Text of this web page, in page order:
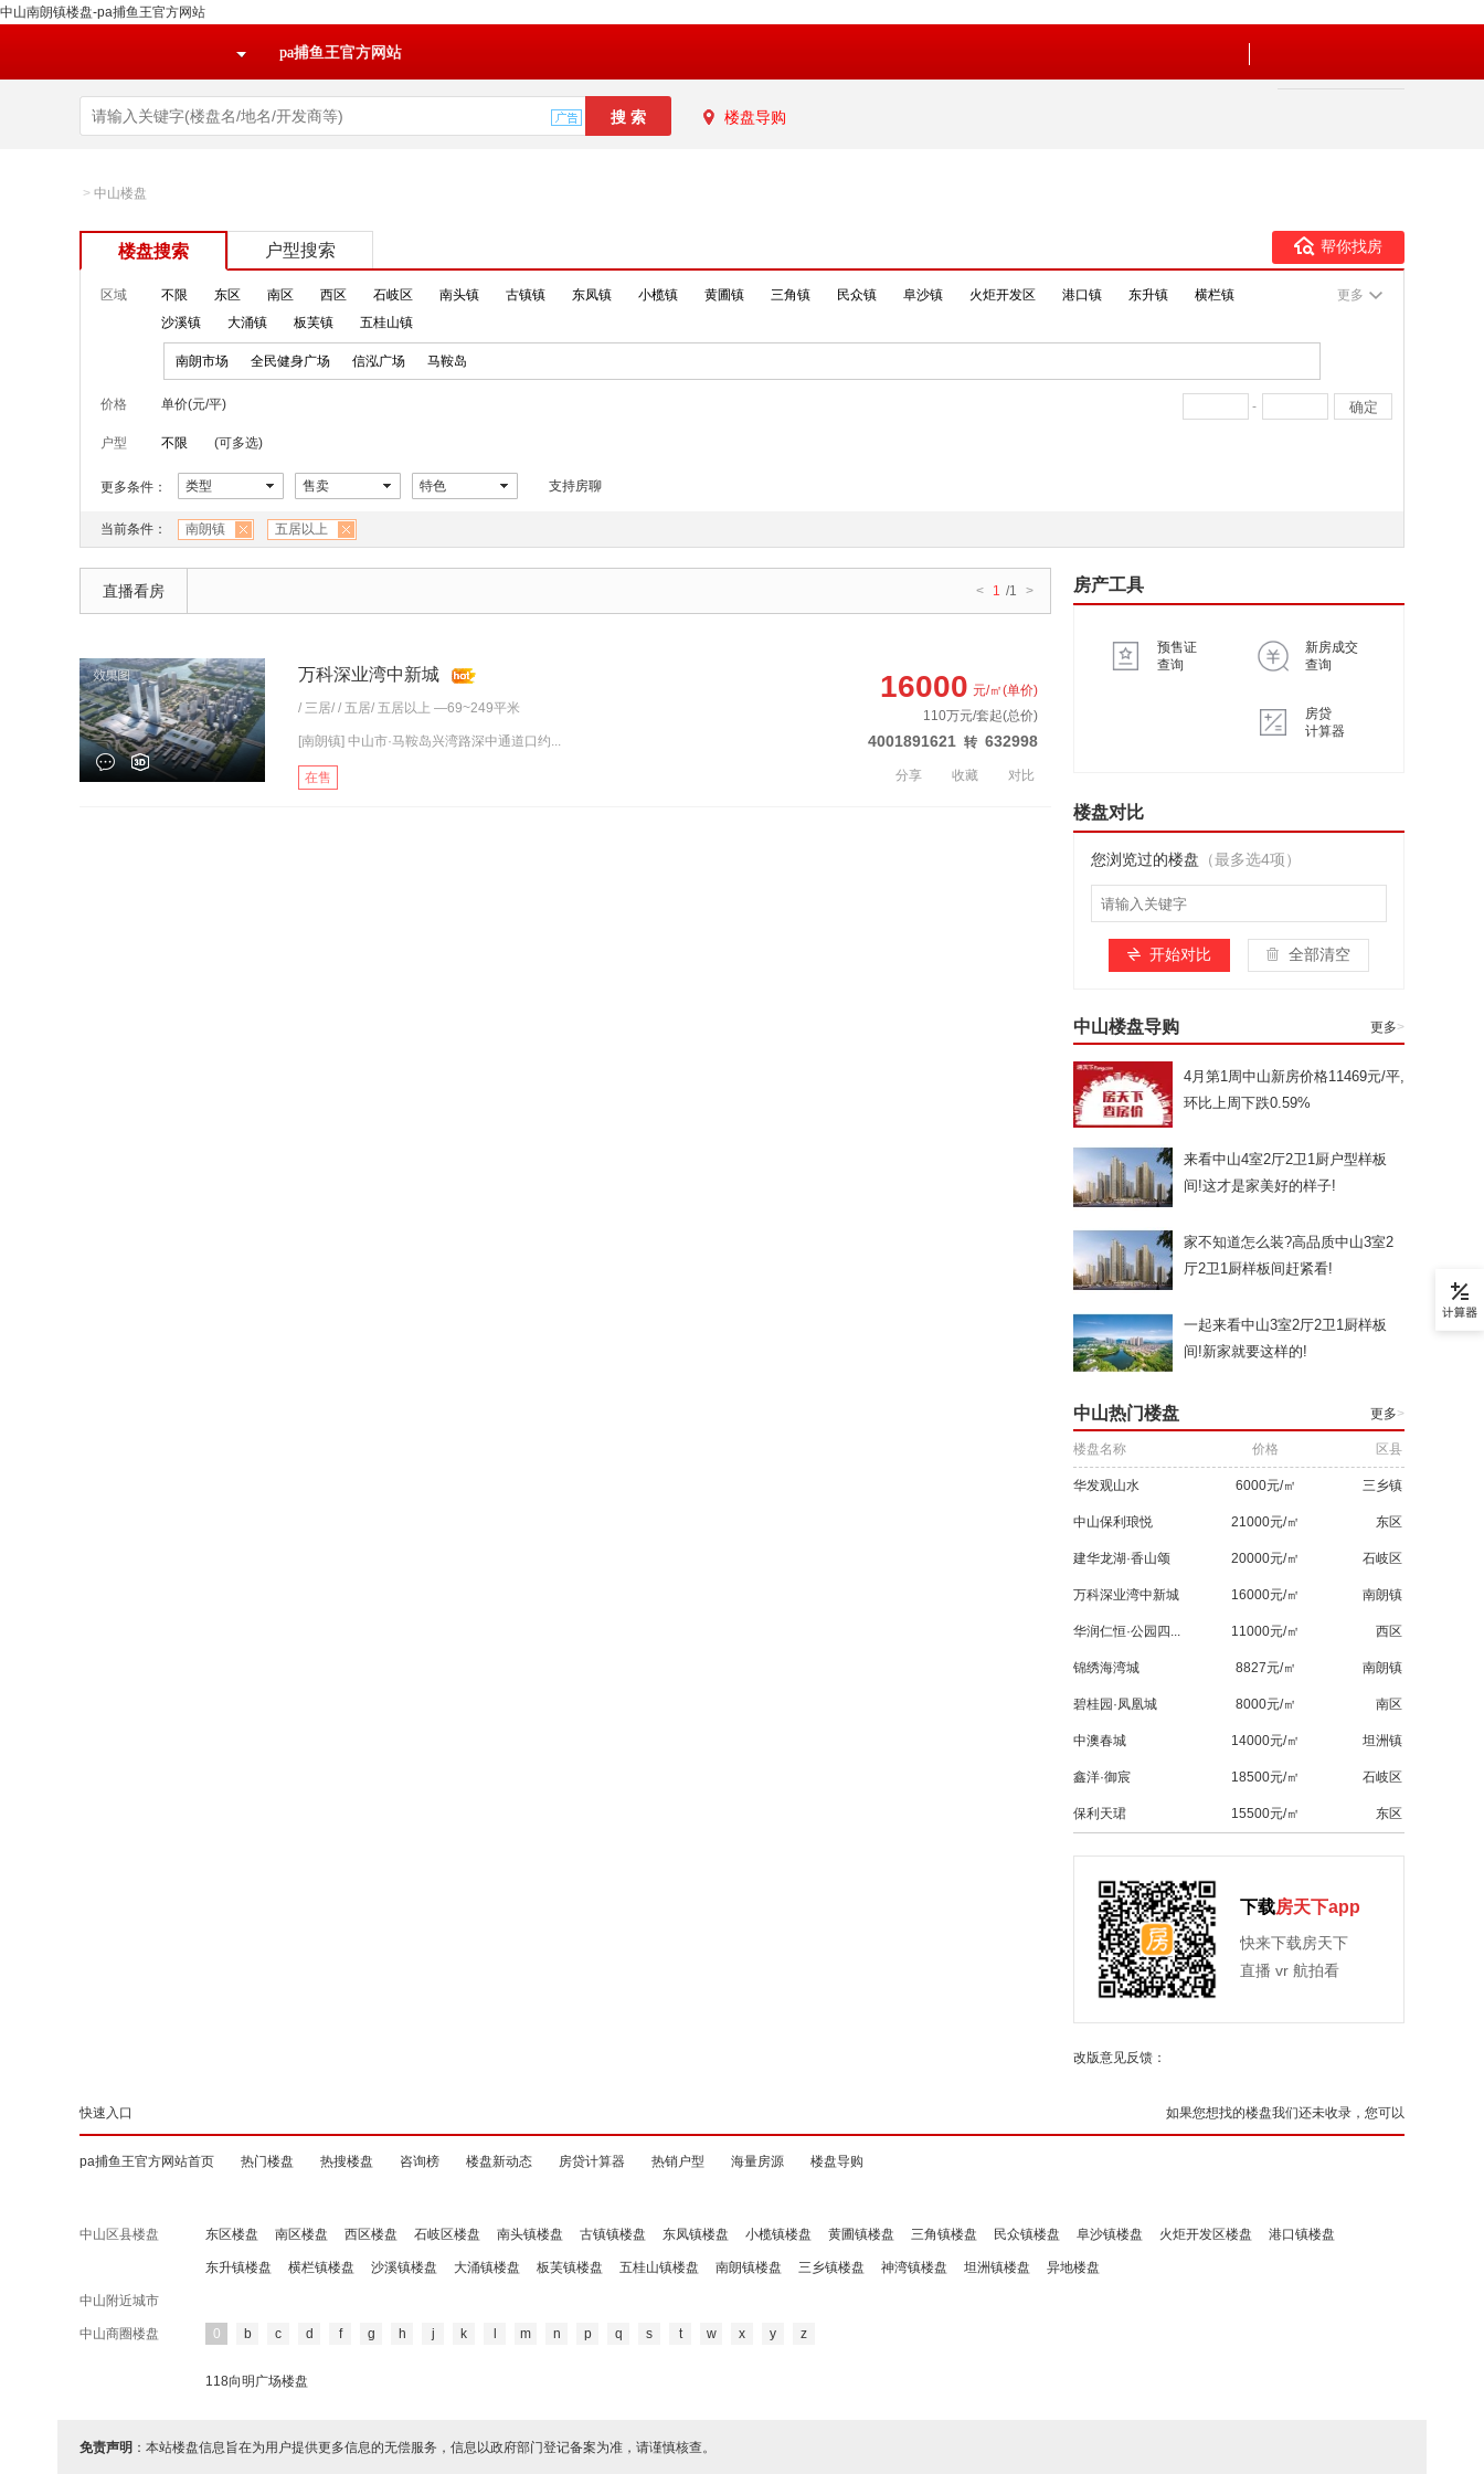
中山南朗镇楼盘-pa捕鱼王官方网站
pa捕鱼王官方网站
楼盘导购
> 中山楼盘
楼盘搜索 户型搜索 帮你找房
区域 不限 东区 南区 西区 石岐区 南头镇 古镇镇 东凤镇 小榄镇 黄圃镇 三角镇 民众镇 阜沙镇 火炬开发区 港口镇 东升镇
横栏镇
沙溪镇
大涌镇 板芙镇 五桂山镇
更多
南朗市场 全民健身广场 信泓广场 马鞍岛
价格 单价(元/平) -
户型 不限 (可多选)
更多条件： 类型 售卖 特色 支持房聊
当前条件： 南朗镇 五居以上
直播看房 < 1 /1 >
万科深业湾中新城
/ 三居/ / 五居/ 五居以上 —69~249平米
[南朗镇] 中山市·马鞍岛兴湾路深中通道口约... 4001891621 转 632998
在售
16000 元/㎡(单价)
110万元/套起(总价)
分享 收藏 对比
房产工具
预售证
查询
新房成交
查询
房贷
计算器
楼盘对比
您浏览过的楼盘 （最多选4项）
开始对比 全部清空
中山楼盘导购 更多>
4月第1周中山新房价格11469元/平,
环比上周下跌0.59%
来看中山4室2厅2卫1厨户型样板
间!这才是家美好的样子!
家不知道怎么装?高品质中山3室2
厅2卫1厨样板间赶紧看!
一起来看中山3室2厅2卫1厨样板
间!新家就要这样的!
中山热门楼盘 更多>
楼盘名称 价格 区县
华发观山水 6000元/㎡ 三乡镇
中山保利琅悦 21000元/㎡ 东区
建华龙湖·香山颂 20000元/㎡ 石岐区
万科深业湾中新城 16000元/㎡ 南朗镇
华润仁恒·公园四... 11000元/㎡ 西区
锦绣海湾城 8827元/㎡ 南朗镇
碧桂园·凤凰城 8000元/㎡ 南区
中澳春城 14000元/㎡ 坦洲镇
鑫洋·御宸 18500元/㎡ 石岐区
保利天珺 15500元/㎡ 东区
下载房天下app
快来下载房天下
直播 vr 航拍看
改版意见反馈：
如果您想找的楼盘我们还未收录，您可以
快速入口
pa捕鱼王官方网站首页 热门楼盘 热搜楼盘 咨询榜 楼盘新动态 房贷计算器 热销户型 海量房源 楼盘导购
中山区县楼盘 东区楼盘 南区楼盘 西区楼盘 石岐区楼盘 南头镇楼盘 古镇镇楼盘 东凤镇楼盘 小榄镇楼盘 黄圃镇楼盘 三角镇楼盘 民众镇楼盘 阜沙镇楼盘 火炬开发区楼盘 港口镇楼盘
东升镇楼盘 横栏镇楼盘 沙溪镇楼盘 大涌镇楼盘 板芙镇楼盘 五桂山镇楼盘 南朗镇楼盘 三乡镇楼盘 神湾镇楼盘 坦洲镇楼盘 异地楼盘
中山附近城市
中山商圈楼盘 0 b c d f g h j k m n p q s t w x y z
118向明广场楼盘
免责声明 ：本站楼盘信息旨在为用户提供更多信息的无偿服务，信息以政府部门登记备案为准，请谨慎核查。